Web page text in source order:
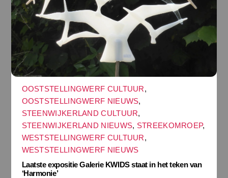
OOSTSTELLINGWERF CULTUUR,
OOSTSTELLINGWERF NIEUWS,
STEENWIJKERLAND CULTUUR,
STEENWIJKERLAND NIEUWS, STREEKOMROEP,
WESTSTELLINGWERF CULTUUR,
WESTSTELLINGWERF NIEUWS
Laatste expositie Galerie KWIDS staat in het teken van
‘Harmonie’